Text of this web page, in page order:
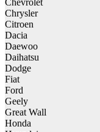
Chevrolet
Chrysler
Citroen
Dacia
Daewoo
Daihatsu
Dodge
Fiat
Ford
Geely
Great Wall
Honda